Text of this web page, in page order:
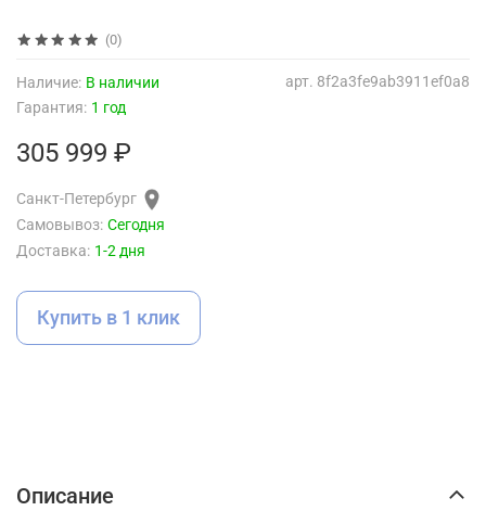
(0)
арт. 8f2a3fe9ab3911ef0a8
Наличие: В наличии
Гарантия: 1 год
305 999 ₽
Санкт-Петербург
Самовывоз: Сегодня
Доставка: 1-2 дня
Купить в 1 клик
Описание